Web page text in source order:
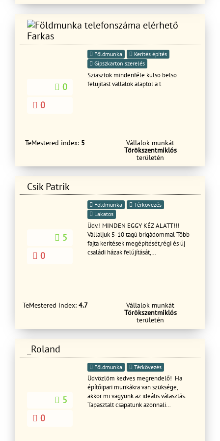
Farkas
0
0
Földmunka
Kerítés építés
Gipszkarton szerelés
Sziasztok mindenféle kulso belso
felujitast vallalok alaptol a t
TeMestered index: 5
Vállalok munkát
Törökszentmiklós
területén
Csik Patrik
5
0
Földmunka
Térkövezés
Lakatos
Üdv.! MINDEN EGGY KÉZ ALATT!!!
Vállaljuk 5-10 tagú brigádommal Több
fajta kerítések megépítését,régi és új
családi házak felújítását,
falak innyektálását.Tovabbá Támfalak
építését és bontását terasz építését és
burkolását válaljuk rövid határidőn
belül dolgozunk GARANCIÁVAL!!
akkor hívjon bizalommal
TeMestered index: 4.7
Vállalok munkát
Törökszentmiklós
területén
_Roland
5
0
Földmunka Térkövezés
Üdvözlöm kedves megrendelő! Ha
építőipari munkákra van szüksége,
akkor mi vagyunk az ideális választás.
Tapasztalt csapatunk azonnali